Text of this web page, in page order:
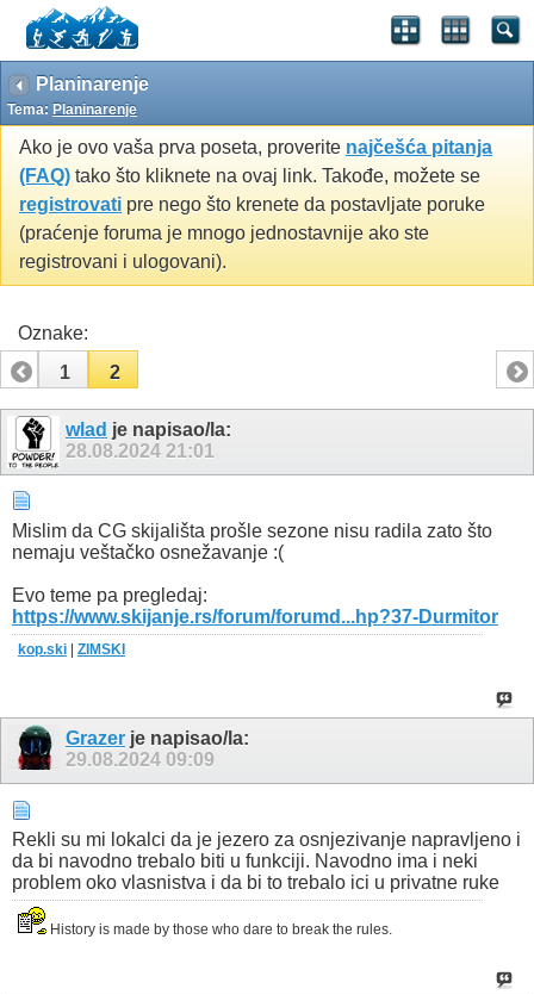
Planinarenje
Tema: Planinarenje
Ako je ovo vaša prva poseta, proverite najčešća pitanja
(FAQ) tako što kliknete na ovaj link. Takođe, možete se
registrovati pre nego što krenete da postavljate poruke
(praćenje foruma je mnogo jednostavnije ako ste
registrovani i ulogovani).
Oznake:
1
2
wlad je napisao/la:
28.08.2024 21:01
Mislim da CG skijališta prošle sezone nisu radila zato što
nemaju veštačko osnežavanje :(
Evo teme pa pregledaj:
https://www.skijanje.rs/forum/forumd...hp?37-Durmitor
kop.ski ZIMSKI
Grazer je napisao/la:
29.08.2024 09:09
Rekli su mi lokalci da je jezero za osnjezivanje napravljeno i
da bi navodno trebalo biti u funkciji. Navodno ima i neki
problem oko vlasnistva i da bi to trebalo ici u privatne ruke
History is made by those who dare to break the rules.